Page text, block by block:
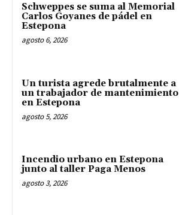
Schweppes se suma al Memorial
Carlos Goyanes de pádel en
Estepona
agosto 6, 2026
Un turista agrede brutalmente a
un trabajador de mantenimiento
en Estepona
agosto 5, 2026
Incendio urbano en Estepona
junto al taller Paga Menos
agosto 3, 2026